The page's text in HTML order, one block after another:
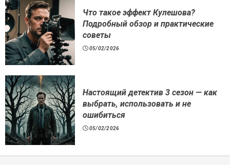
Что такое эффект Кулешова?
Подробный обзор и практические
советы
05/02/2026
Настоящий детектив 3 сезон — как
выбрать, использовать и не
ошибиться
05/02/2026